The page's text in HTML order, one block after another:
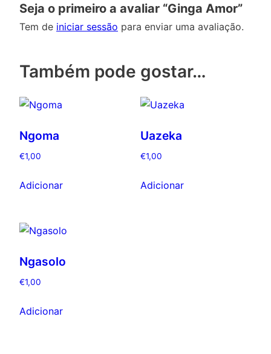
Seja o primeiro a avaliar “Ginga Amor”
Tem de iniciar sessão para enviar uma avaliação.
Também pode gostar…
Ngoma
€1,00
Adicionar
Uazeka
€1,00
Adicionar
Ngasolo
€1,00
Adicionar